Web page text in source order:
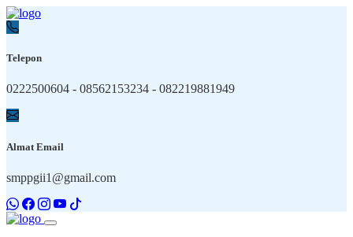
Telepon
0222500604 - 08562153234 - 082219881949
Almat Email
smppgii1@gmail.com